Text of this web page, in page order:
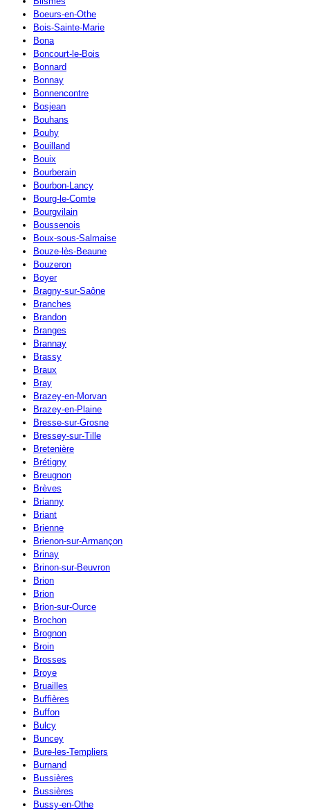
Boeurs-en-Othe
Bois-Sainte-Marie
Bona
Boncourt-le-Bois
Bonnard
Bonnay
Bonnencontre
Bosjean
Bouhans
Bouhy
Bouilland
Bouix
Bourberain
Bourbon-Lancy
Bourg-le-Comte
Bourgvilain
Boussenois
Boux-sous-Salmaise
Bouze-lès-Beaune
Bouzeron
Boyer
Bragny-sur-Saône
Branches
Brandon
Branges
Brannay
Brassy
Braux
Bray
Brazey-en-Morvan
Brazey-en-Plaine
Bresse-sur-Grosne
Bressey-sur-Tille
Bretenière
Brétigny
Breugnon
Brèves
Brianny
Briant
Brienne
Brienon-sur-Armançon
Brinay
Brinon-sur-Beuvron
Brion
Brion
Brion-sur-Ource
Brochon
Brognon
Broin
Brosses
Broye
Bruailles
Buffières
Buffon
Bulcy
Buncey
Bure-les-Templiers
Burnand
Bussières
Bussières
Bussy-en-Othe